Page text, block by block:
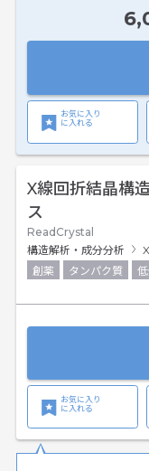
お気に入り
に入れる
X線回折結晶構
ス
ReadCrystal
構造解析・成分分析
創薬
タンパク質
お気に入り
に入れる